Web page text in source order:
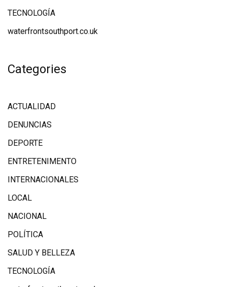
TECNOLOGÍA
waterfrontsouthport.co.uk
Categories
ACTUALIDAD
DENUNCIAS
DEPORTE
ENTRETENIMENTO
INTERNACIONALES
LOCAL
NACIONAL
POLÍTICA
SALUD Y BELLEZA
TECNOLOGÍA